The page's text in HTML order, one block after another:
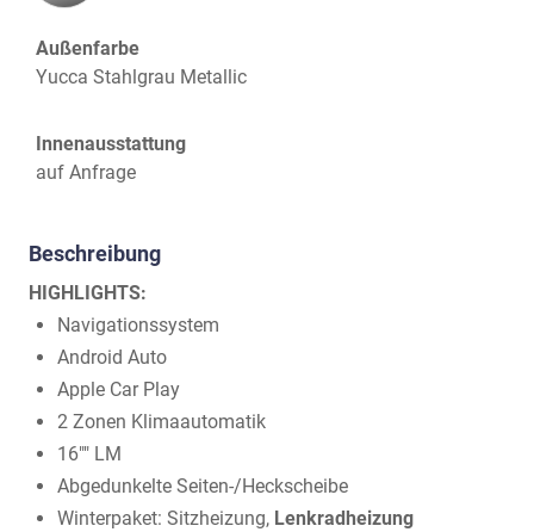
Außenfarbe
Yucca Stahlgrau Metallic
Innenausstattung
auf Anfrage
Beschreibung
HIGHLIGHTS:
Navigationssystem
Android Auto
Apple Car Play
2 Zonen Klimaautomatik
16"" LM
Abgedunkelte Seiten-/Heckscheibe
Winterpaket: Sitzheizung, Lenkradheizung